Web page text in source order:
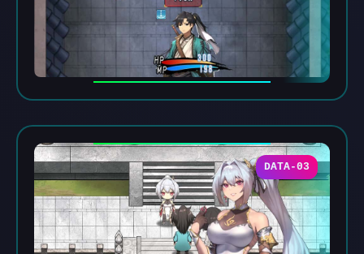
DATA-03